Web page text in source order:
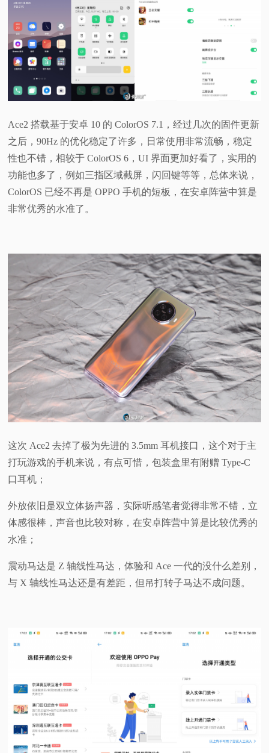
Ace2 搭载基于安卓 10 的 ColorOS 7.1，经过几次的固件更新
之后，90Hz 的优化稳定了许多，日常使用非常流畅，稳定
性也不错，相较于 ColorOS 6，UI 界面更加好看了，实用的
功能也多了，例如三指区域截屏，闪回键等等，总体来说，
ColorOS 已经不再是 OPPO 手机的短板，在安卓阵营中算是
非常优秀的水准了。
这次 Ace2 去掉了极为先进的 3.5mm 耳机接口，这个对于主
打玩游戏的手机来说，有点可惜，包装盒里有附赠 Type-C
口耳机；
外放依旧是双立体扬声器，实际听感笔者觉得非常不错，立
体感很棒，声音也比较对称，在安卓阵营中算是比较优秀的
水准；
震动马达是 Z 轴线性马达，体验和 Ace 一代的没什么差别，
与 X 轴线性马达还是有差距，但吊打转子马达不成问题。